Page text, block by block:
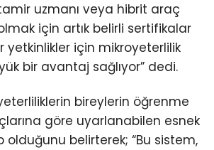
uzmanı veya hibrit araç
için artık belirli sertifikalar
yetkinlikler için mikroyeterlilik
bir avantaj sağlıyor” dedi.
bireylerin öğrenme
göre uyarlanabilen esnek
olduğunu belirterek; “Bu sistem,